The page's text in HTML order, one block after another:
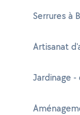
Serrures à
Artisanat
Jardinage